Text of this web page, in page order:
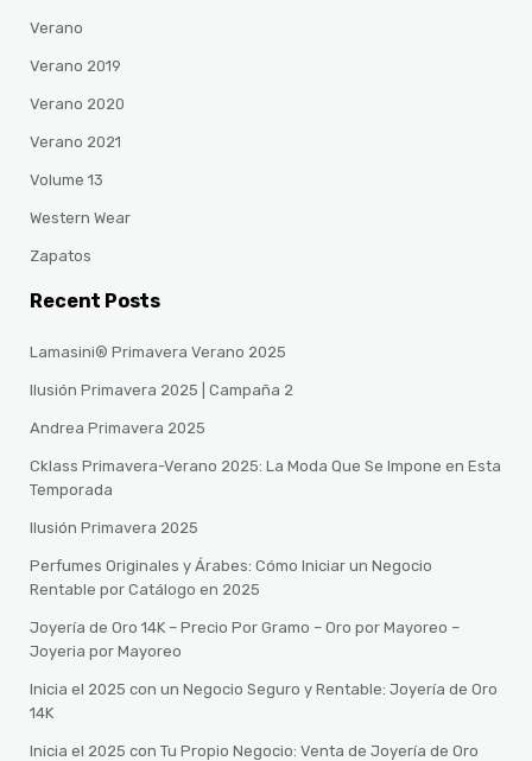
Verano
Verano 2019
Verano 2020
Verano 2021
Volume 13
Western Wear
Zapatos
Recent Posts
Lamasini® Primavera Verano 2025
Ilusión Primavera 2025 | Campaña 2
Andrea Primavera 2025
Cklass Primavera-Verano 2025: La Moda Que Se Impone en Esta
Temporada
Ilusión Primavera 2025
Perfumes Originales y Árabes: Cómo Iniciar un Negocio
Rentable por Catálogo en 2025
Joyería de Oro 14K – Precio Por Gramo – Oro por Mayoreo –
Joyeria por Mayoreo
Inicia el 2025 con un Negocio Seguro y Rentable: Joyería de Oro
14K
Inicia el 2025 con Tu Propio Negocio: Venta de Joyería de Oro